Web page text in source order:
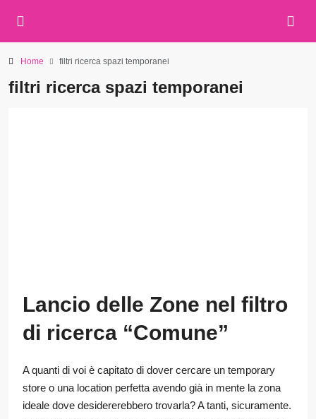
Home filtri ricerca spazi temporanei
filtri ricerca spazi temporanei
Lancio delle Zone nel filtro
di ricerca “Comune”
A quanti di voi è capitato di dover cercare un temporary
store o una location perfetta avendo già in mente la zona
ideale dove desidererebbero trovarla? A tanti, sicuramente.